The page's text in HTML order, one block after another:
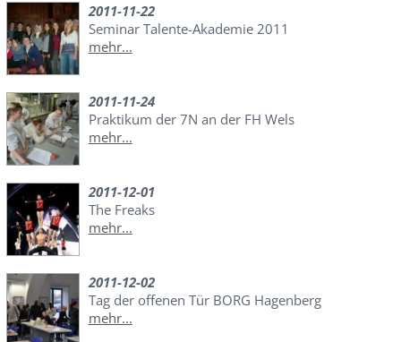
2011-11-22
Seminar Talente-Akademie 2011
mehr...
2011-11-24
Praktikum der 7N an der FH Wels
mehr...
2011-12-01
The Freaks
mehr...
2011-12-02
Tag der offenen Tür BORG Hagenberg
mehr...